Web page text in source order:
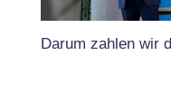
Darum zahlen wir